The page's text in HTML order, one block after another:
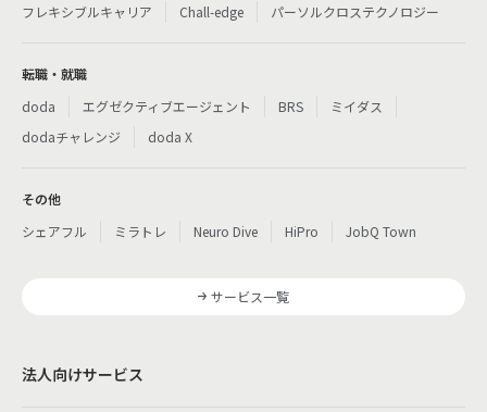
フレキシブルキャリア
Chall-edge パーソルクロステクノロジー
転職・就職
doda
エグゼクティブエージェント BRS
ミイダス
dodaチャレンジ
doda X
その他
シェアフル
ミラトレ Neuro Dive HiPro JobQ Town
サービス一覧
法人向けサービス